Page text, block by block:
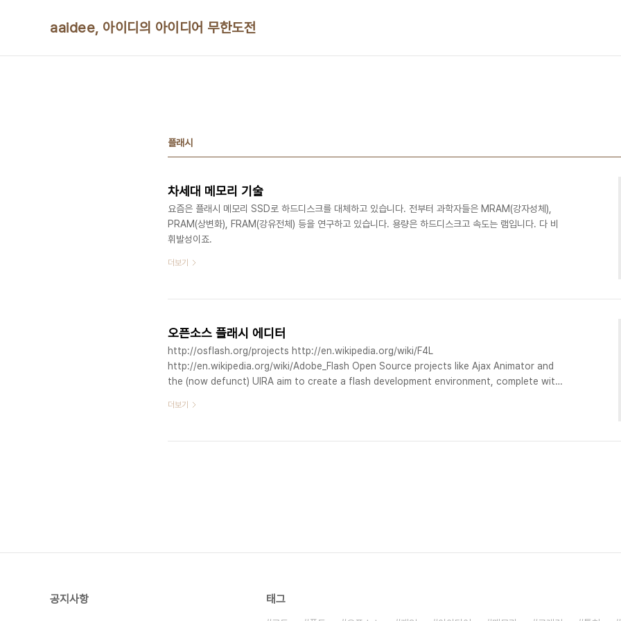
aaidee, 아이디의 아이디어 무한도전
플래시
차세대 메모리 기술
요즘은 플래시 메모리 SSD로 하드디스크를 대체하고 있습니다. 전부터 과학자들은 MRAM(강자성체),
PRAM(상변화), FRAM(강유전체) 등을 연구하고 있습니다. 용량은 하드디스크고 속도는 램입니다. 다 비
휘발성이죠.
더보기
오픈소스 플래시 에디터
http://osflash.org/projects http://en.wikipedia.org/wiki/F4L
http://en.wikipedia.org/wiki/Adobe_Flash Open Source projects like Ajax Animator and
the (now defunct) UIRA aim to create a flash development environment, complete with
MTASC provide tools to create SWF files, but do so by compiling text, actionscript ..
더보기
공지사항 태그